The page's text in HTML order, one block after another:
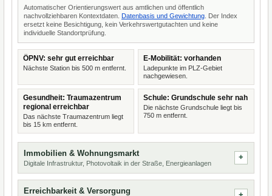
Automatischer Orientierungswert aus amtlichen und öffentlich
nachvollziehbaren Kontextdaten. Datenbasis und Gewichtung . Der Index
ersetzt keine Besichtigung, kein Verkehrswertgutachten und keine
individuelle Standortprüfung.
ÖPNV: sehr gut erreichbar
Nächste Station bis 500 m entfernt.
E-Mobilität: vorhanden
Ladepunkte im PLZ-Gebiet
nachgewiesen.
Gesundheit: Traumazentrum
regional erreichbar
Das nächste Traumazentrum liegt
bis 15 km entfernt.
Schule: Grundschule sehr nah
Die nächste Grundschule liegt bis
750 m entfernt.
Immobilien & Wohnungsmarkt
Digitale Infrastruktur, Photovoltaik in der Straße, Energieanlagen
Erreichbarkeit & Versorgung